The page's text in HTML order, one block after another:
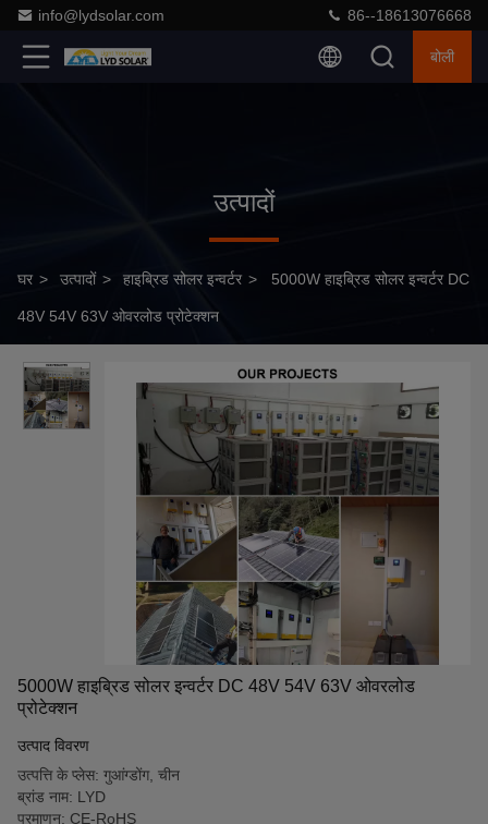
info@lydsolar.com 86--18613076668
बोली
उत्पादों
घर > उत्पादों > हाइब्रिड सोलर इन्वर्टर > 5000W हाइब्रिड सोलर इन्वर्टर DC
48V 54V 63V ओवरलोड प्रोटेक्शन
5000W हाइब्रिड सोलर इन्वर्टर DC 48V 54V 63V ओवरलोड
प्रोटेक्शन
उत्पाद विवरण
उत्पत्ति के प्लेस: गुआंग्डोंग, चीन
ब्रांड नाम: LYD
प्रमाणन: CE-RoHS